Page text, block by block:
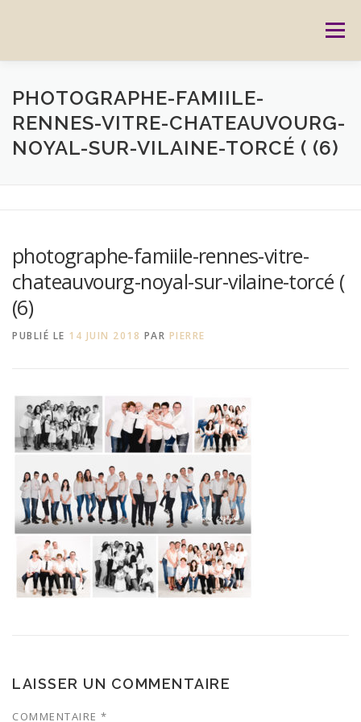
Menu
ACCUEIL PRESTATIONS CARTES CADEAUX
RÉSERVATION GALERIE BLOG CONTACT
PHOTOGRAPHE-FAMIILE-
RENNES-VITRE-CHATEAUVOURG-
NOYAL-SUR-VILAINE-TORCÉ ( (6)
photographe-famiile-rennes-vitre-
chateauvourg-noyal-sur-vilaine-torcé (
(6)
PUBLIÉ LE 14 JUIN 2018 PAR PIERRE
LAISSER UN COMMENTAIRE
COMMENTAIRE *